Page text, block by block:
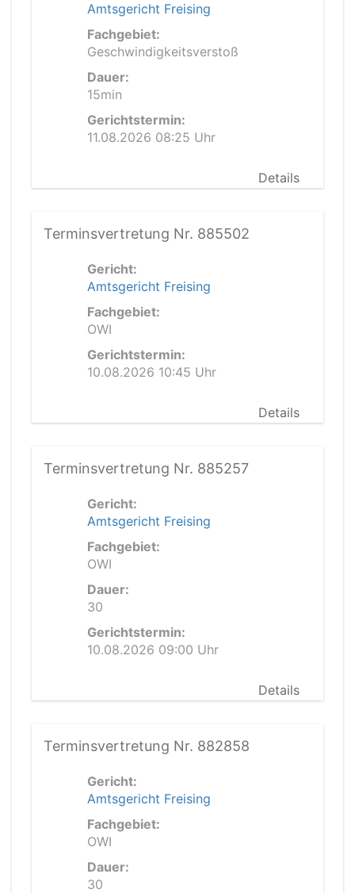
Amtsgericht Freising
Fachgebiet:
Geschwindigkeitsverstoß
Dauer:
15min
Gerichtstermin:
11.08.2026 08:25 Uhr
Details
Terminsvertretung Nr. 885502
Gericht:
Amtsgericht Freising
Fachgebiet:
OWI
Gerichtstermin:
10.08.2026 10:45 Uhr
Details
Terminsvertretung Nr. 885257
Gericht:
Amtsgericht Freising
Fachgebiet:
OWI
Dauer:
30
Gerichtstermin:
10.08.2026 09:00 Uhr
Details
Terminsvertretung Nr. 882858
Gericht:
Amtsgericht Freising
Fachgebiet:
OWI
Dauer:
30